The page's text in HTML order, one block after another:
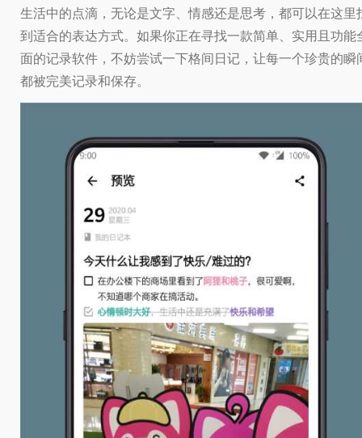
生活中的点滴，无论是文字、情感还是思考，都可以在这里
到适合的表达方式。如果你正在寻找一款简单、实用且功能
面的记录软件，不妨尝试一下格间日记，让每一个珍贵的瞬
都被完美记录和保存。